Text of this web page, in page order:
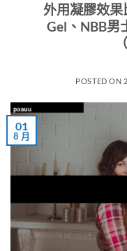
外用凝膠效
Gel、NBB男
POSTED ON
01
8 月